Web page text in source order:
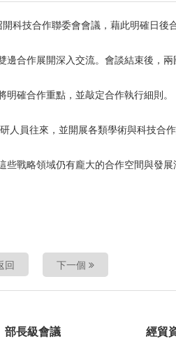
技合作聯委會會議，藉此明確日後
合作展開深入交流。會談結束後，兩
確合作重點，並敲定合作執行細則。
員往來，並開展各類學術與科技合作
戰略領域仍有龐大的合作空間與發展
回 下一個
部長級會議 經貿